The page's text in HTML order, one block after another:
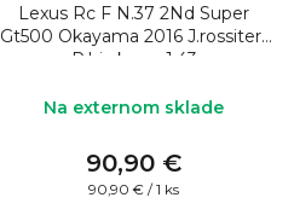
Lexus Rc F N.37 2Nd Super
Gt500 Okayama 2016 J.rossiter-
R.hirakawa 1:43
Na externom sklade
90,90 €
Jednotková
90,90 € / 1 ks